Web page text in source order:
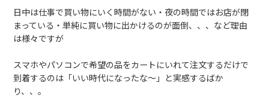
日中は仕事で買い物にいく時間がない・夜の時間ではお店が閉
まっている・単純に買い物に出かけるのが面倒、、、など理由
は様々ですが
スマホやパソコンで希望の品をカートにいれて注文するだけで
到着するのは「いい時代になったな～」と実感するばか
り、、。